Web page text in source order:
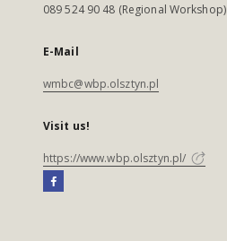
089 524 90 48 (Regional Workshop)
E-Mail
wmbc@wbp.olsztyn.pl
Visit us!
https://www.wbp.olsztyn.pl/